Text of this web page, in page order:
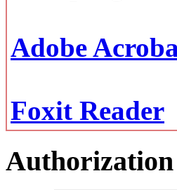
Adobe
Foxit Reader
Authorization